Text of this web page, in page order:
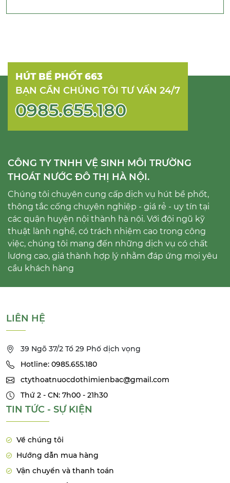
HÚT BỂ PHỐT 663
BẠN CẦN CHÚNG TÔI TƯ VẤN 24/7
0985.655.180
CÔNG TY TNHH VỆ SINH MÔI TRƯỜNG
THOÁT NƯỚC ĐÔ THỊ HÀ NỘI.
Chúng tôi chuyên cung cấp dịch vụ hút bể phốt,
thông tắc cống chuyên nghiệp - giá rẻ - uy tín tại
các quận huyện nội thành hà nội. Với đội ngũ kỹ
thuật lành nghề, có trách nhiệm cao trong công
việc, chúng tôi mang đến những dịch vụ có chất
lượng cao, giá thành hợp lý nhằm đáp ứng mọi yêu
cầu khách hàng
LIÊN HỆ
39 Ngõ 37/2 Tổ 29 Phố dịch vọng
Hotline: 0985.655.180
ctythoatnuocdothimienbac@gmail.com
Thứ 2 - CN: 7h00 - 21h30
TIN TỨC - SỰ KIỆN
Về chúng tôi
Hướng dẫn mua hàng
Vận chuyển và thanh toán